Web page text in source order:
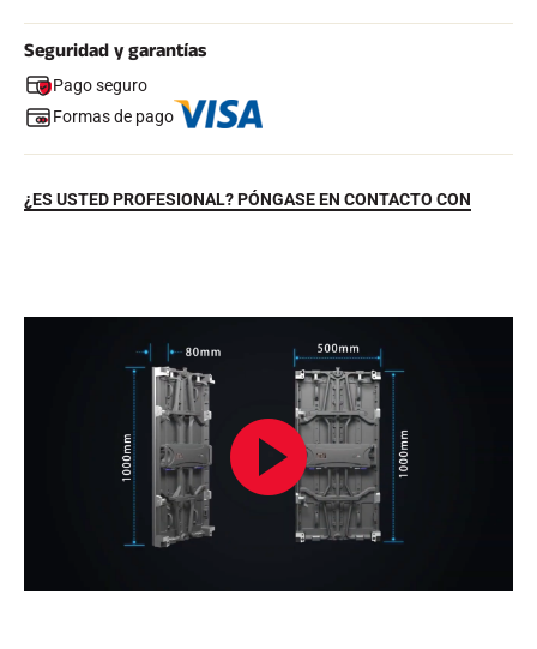
MULTIDEPORTE
A CABALLO
Seguridad y garantías
Pago seguro
Formas de pago
¿ES USTED PROFESIONAL? PÓNGASE EN CONTACTO CON